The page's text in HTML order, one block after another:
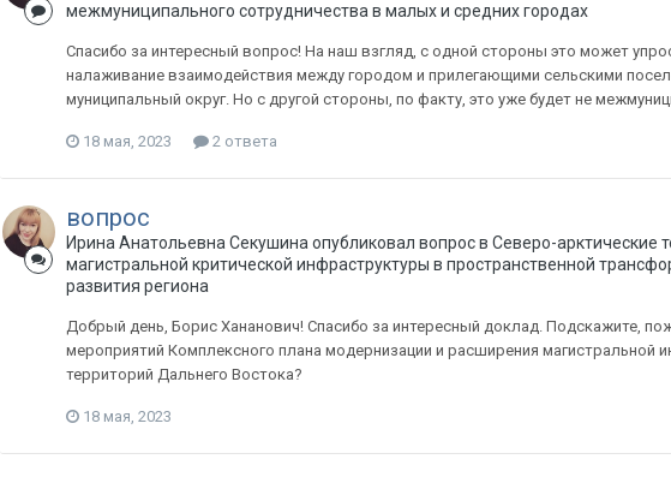
межмуниципального сотрудничества в малых и средних городах
Спасибо за интересный вопрос! На наш взгляд, с одной стороны это может
налаживание взаимодействия между городом и прилегающими сельскими
муниципальный округ. Но с другой стороны, по факту, это уже будет не
18 мая, 2023 2 ответа
вопрос
Ирина Анатольевна Секушина опубликовал вопрос в Северо-арктические
магистральной критической инфраструктуры в пространственной
развития региона
Добрый день, Борис Хананович! Спасибо за интересный доклад. Подскажите,
мероприятий Комплексного плана модернизации и расширения магистральной
территорий Дальнего Востока?
18 мая, 2023